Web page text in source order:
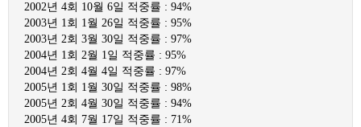
2002년 4회 10월 6일 적중률 : 94%
2003년 1회 1월 26일 적중률 : 95%
2003년 2회 3월 30일 적중률 : 97%
2004년 1회 2월 1일 적중률 : 95%
2004년 2회 4월 4일 적중률 : 97%
2005년 1회 1월 30일 적중률 : 98%
2005년 2회 4월 30일 적중률 : 94%
2005년 4회 7월 17일 적중률 : 71%